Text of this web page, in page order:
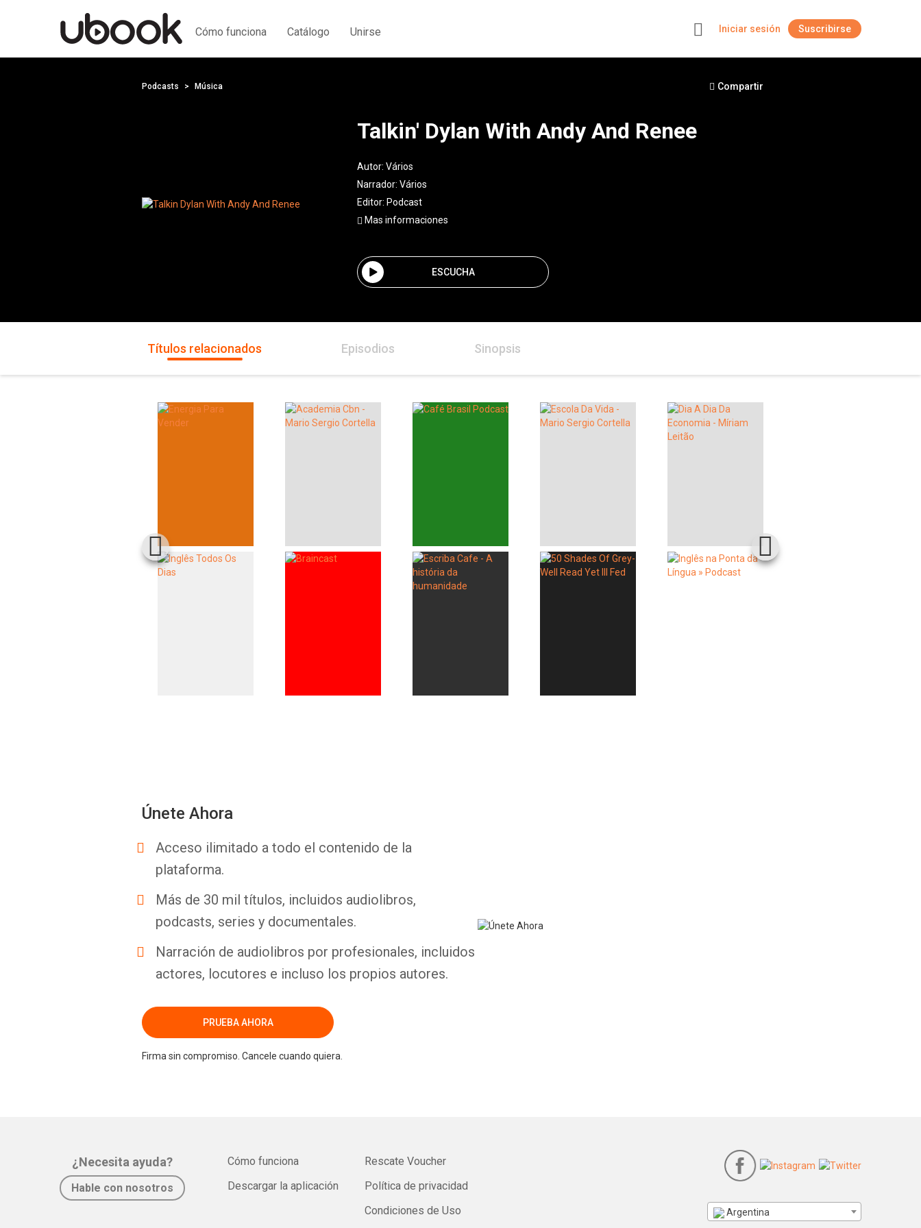
Cómo funciona Catálogo Unirse Iniciar sesión Suscribirse
Podcasts Música Compartir
Talkin' Dylan With Andy And Renee
Autor: Vários
Narrador: Vários
Editor: Podcast
Mas informaciones
ESCUCHA
Títulos relacionados Episodios Sinopsis
Únete Ahora
Acceso ilimitado a todo el contenido de la
plataforma.
Más de 30 mil títulos, incluidos audiolibros,
podcasts, series y documentales.
Narración de audiolibros por profesionales, incluidos
actores, locutores e incluso los propios autores.
PRUEBA AHORA
Firma sin compromiso. Cancele cuando quiera.
¿Necesita ayuda?
Hable con nosotros
Cómo funciona
Descargar la aplicación
Rescate Voucher
Política de privacidad
Condiciones de Uso
Argentina